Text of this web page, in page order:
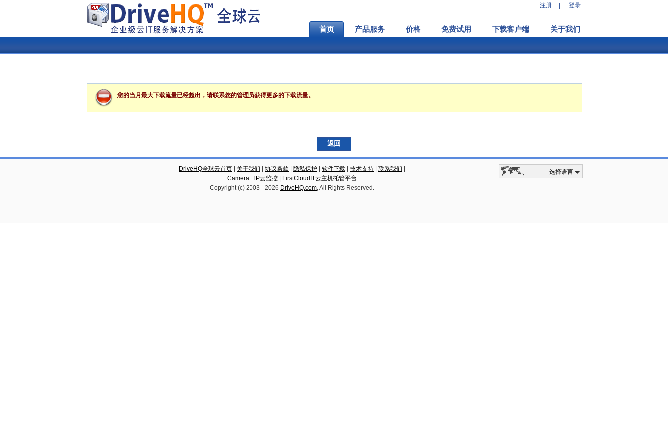
注册 登录
首页 产品服务 价格 免费试用 下载客户端 关于我们
您的当月最大下载流量已经超出，请联系您的管理员获得更多的下载流量。
返回
DriveHQ全球云首页 关于我们 协议条款 隐私保护 软件下载 技术支持 联系我们
CameraFTP云监控
FirstCloudIT云主机托管平台
Copyright (c) 2003 - 2026 DriveHQ.com, All Rights Reserved.
选择语言